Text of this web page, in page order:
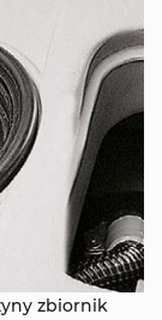
zbiornik